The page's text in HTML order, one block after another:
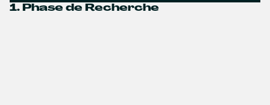
1. Phase de Recherche